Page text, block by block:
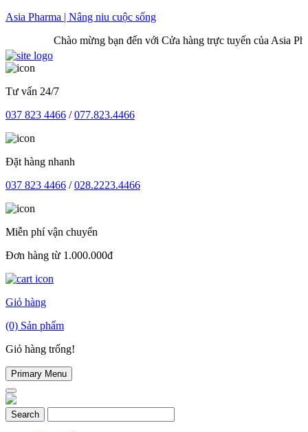
Skip
Asia Pharma | Nâng niu cuộc sống
Chào mừng bạn đến với Cửa hàng trực tuyến của Asia Pharma
Tư vấn 24/7
037 823 4466 /077.823.4466
Đặt hàng nhanh
037 823 4466 /028.2223.4466
Miễn phí vận chuyển
Đơn hàng từ 1.000.000đ
Giỏ hàng
(0) Sản phẩm
Giỏ hàng trống!
Primary Menu